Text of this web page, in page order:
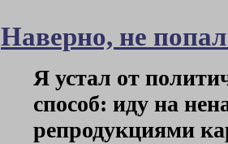
Наверно, не
Я устал от
способ: иду на
репродукциями